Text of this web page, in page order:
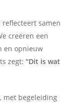
reflecteert samen
creëren een
en opnieuw
zegt: “Dit is wat
met begeleiding